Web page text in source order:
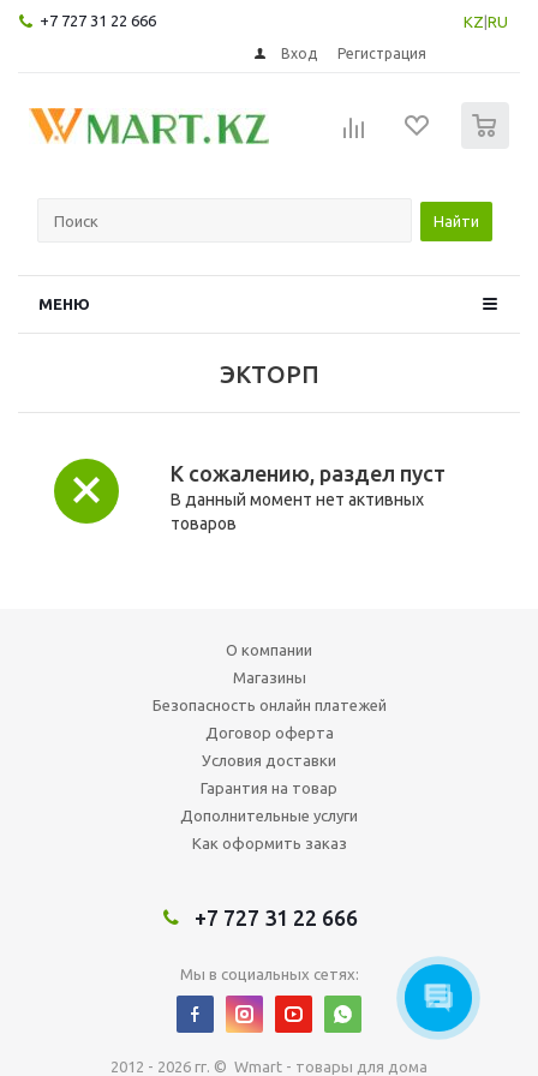
+7 727 31 22 666 KZ RU
Вход Регистрация
Найти
МЕНЮ
ЭКТОРП
К сожалению, раздел пуст
В данный момент нет активных
товаров
О компании
Магазины
Безопасность онлайн платежей
Договор оферта
Условия доставки
Гарантия на товар
Дополнительные услуги
Как оформить заказ
+7 727 31 22 666
Мы в социальных сетях:
2012 - 2026 гг. © Wmart - товары для дома